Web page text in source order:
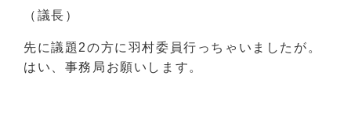
（議長）
先に議題2の方に羽村委員行っちゃいましたが。
はい、事務局お願いします。